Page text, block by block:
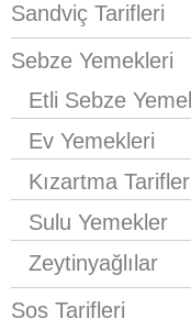
Sandviç Tarifleri
Sebze Yemekleri
Etli Sebze
Ev Yemekleri
Kızartma
Sulu Yemekler
Zeytinyağlılar
Sos Tarifleri